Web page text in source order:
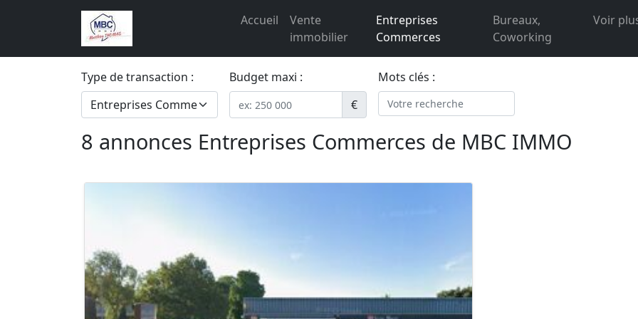
Accueil
Vente
immobilier
Entreprises
Commerces
Bureaux,
Coworking
Voir
Type de transaction :
Budget maxi :
€
Mots clés :
8 annonces Entreprises Commerces de MBC IMMO